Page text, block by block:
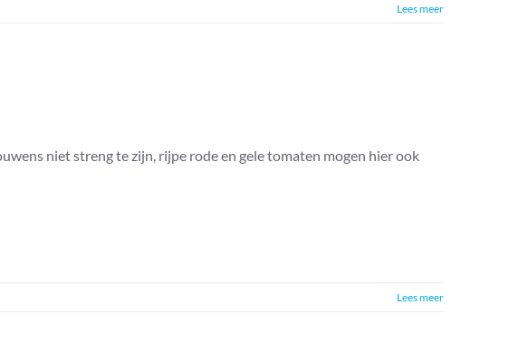
Lees meer
niet streng te zijn, rijpe rode en gele tomaten mogen hier ook
Lees meer